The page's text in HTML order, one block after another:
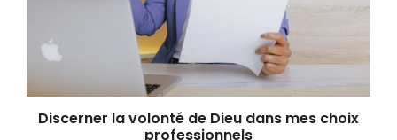
Discerner la volonté de Dieu dans mes choix
professionnels